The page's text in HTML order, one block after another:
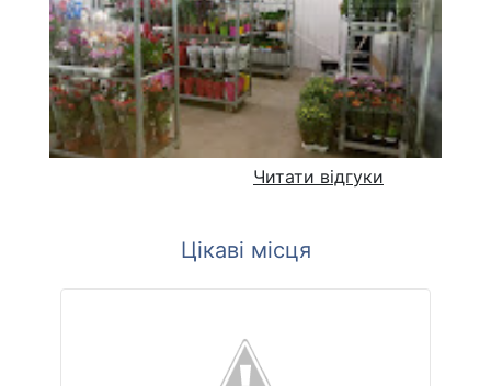
Читати відгуки
Цікаві місця